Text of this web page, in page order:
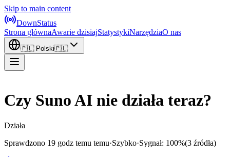
Skip to main content
DownStatus
Strona głównaAwarie dzisiajStatystykiNarzędziaO nas
🇵🇱 Polski🇵🇱
Czy Suno AI nie działa teraz?
Działa
Sprawdzono 19 godz temu temu·Szybko·Sygnał: 100%(3 źródła)